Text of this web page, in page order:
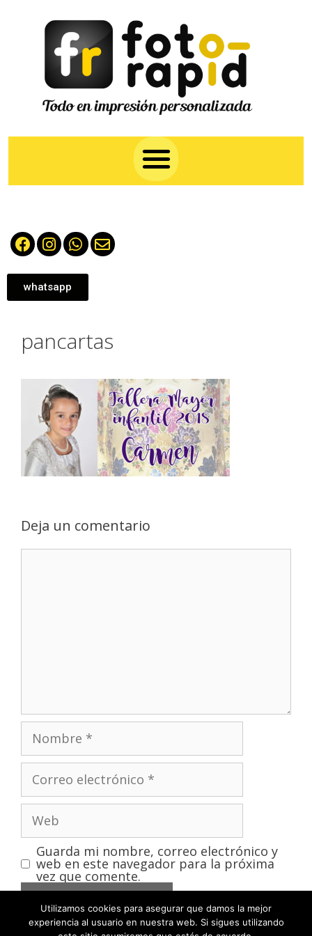
whatsapp
pancartas
Deja un comentario
Guarda mi nombre, correo electrónico y
web en este navegador para la próxima
vez que comente.
Utilizamos cookies para asegurar que damos la mejor
experiencia al usuario en nuestra web. Si sigues utilizando